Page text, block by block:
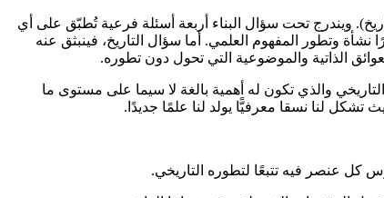
ويندرج تحت سؤال البناء أربعة أسئلة فرعية تُطبّق على أي
وتطور المفهوم العلمي. أما سؤال التاريخ، فينبثق عنه
الذاتية والموضوعية التي تحول دون تطوره.
والذي تكون له أهمية بالغة لا سيما على مستوى ما
لنا نسقا معرفيًّا يولد لنا علمًا جديدًا.
كل عنصر فيه تتبعًا لتطوره التاريخي.